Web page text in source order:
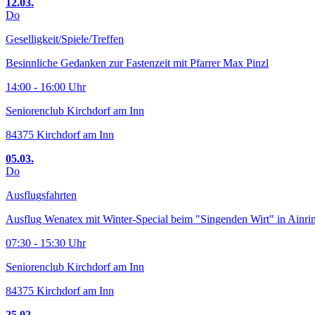
Do
Geselligkeit/Spiele/Treffen
Besinnliche Gedanken zur Fastenzeit mit Pfarrer Max Pinzl
14:00 - 16:00 Uhr
Seniorenclub Kirchdorf am Inn
84375 Kirchdorf am Inn
05.03.
Do
Ausflugsfahrten
Ausflug Wenatex mit Winter-Special beim "Singenden Wirt" in
07:30 - 15:30 Uhr
Seniorenclub Kirchdorf am Inn
84375 Kirchdorf am Inn